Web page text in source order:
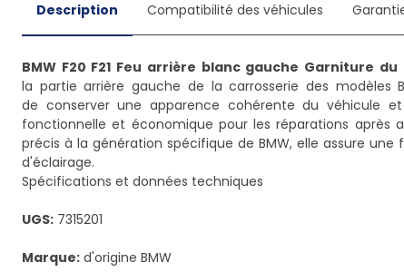
Description Compatibilité des véhicules
BMW F20 F21 Feu arrière blanc gauche Garniture
la partie arrière gauche de la carrosserie des modèles
de conserver une apparence cohérente du véhicule
fonctionnelle et économique pour les réparations
précis à la génération spécifique de BMW, elle assure
d'éclairage.
Spécifications et données techniques
UGS: 7315201
Marque: d'origine BMW